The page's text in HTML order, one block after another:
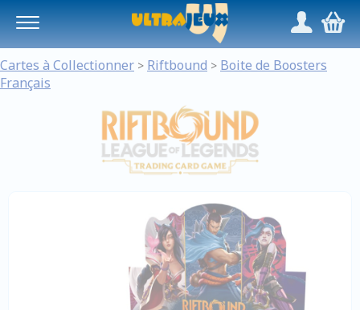
/,
Cartes à Collectionner > Riftbound > Boite de Boosters
Français